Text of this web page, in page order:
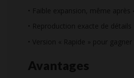
• Faible expansion, même après
• Reproduction exacte de détails
• Version « Rapide » pour
Avantages